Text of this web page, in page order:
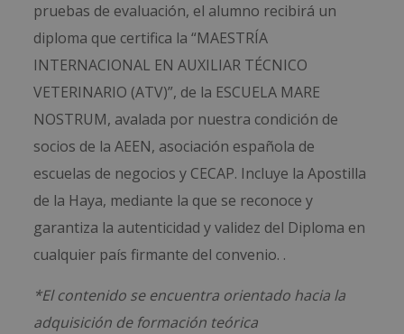
pruebas de evaluación, el alumno recibirá un
diploma que certifica la “MAESTRÍA
INTERNACIONAL EN AUXILIAR TÉCNICO
VETERINARIO (ATV)”, de la ESCUELA MARE
NOSTRUM, avalada por nuestra condición de
socios de la AEEN, asociación española de
escuelas de negocios y CECAP. Incluye la Apostilla
de la Haya, mediante la que se reconoce y
garantiza la autenticidad y validez del Diploma en
cualquier país firmante del convenio. .
*El contenido se encuentra orientado hacia la
adquisición de formación teórica